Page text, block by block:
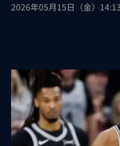
2026年05月15日（金）14:13